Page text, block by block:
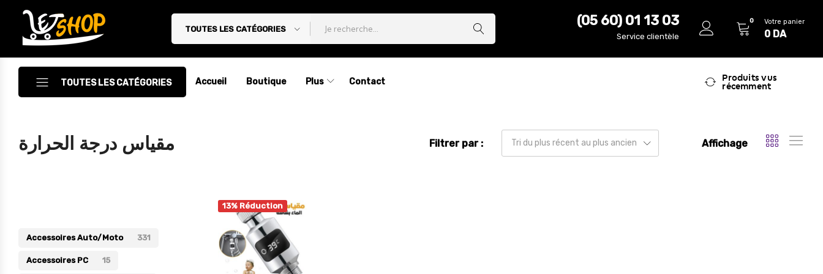
Letshop.dz
TOUTES LES CATÉGORIES
(05 60) 01 13 03
Service clientèle
0 Votre panier
0 DA
TOUTES LES CATÉGORIES
Accessoires
Accessoires Auto/Moto
Décoration
Electroménager
Accueil Boutique Plus Contact
Produits vus
récemment
مقياس درجة الحرارة Filtrer par : Tri du plus récent au plus ancien Affichage
13% Réduction
Accessoires Auto/Moto 331
Accessoires PC 15